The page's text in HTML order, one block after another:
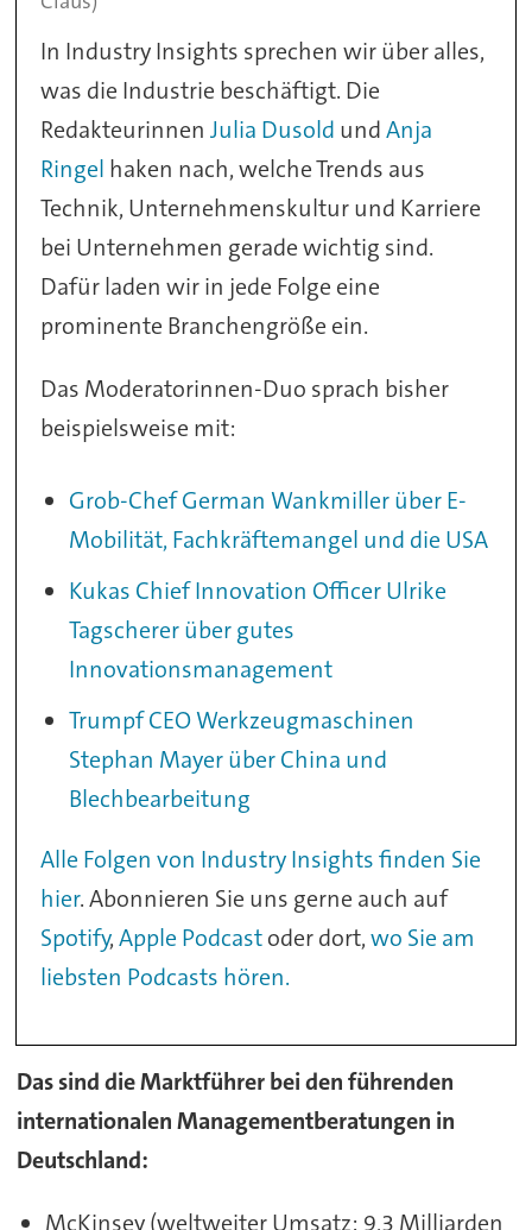
In Industry Insights sprechen wir über alles,
was die Industrie beschäftigt. Die
RedakteurinnenJulia Dusold undAnja
Ringel haken nach, welche Trends aus
Technik, Unternehmenskultur und Karriere
bei Unternehmen gerade wichtig sind.
Dafür laden wir in jede Folge eine
prominente Branchengröße ein.
Das Moderatorinnen-Duo sprach bisher
beispielsweise mit:
Grob-Chef German Wankmiller über E-
Mobilität, Fachkräftemangel und die USA
Kukas Chief Innovation Officer Ulrike
Tagscherer über gutes
Innovationsmanagement
Trumpf CEO Werkzeugmaschinen
Stephan Mayer über China und
Blechbearbeitung
Alle Folgen von Industry Insights finden Sie
hier. Abonnieren Sie uns gerne auch auf
Spotify,Apple Podcastoder dort,wo Sie am
liebsten Podcasts hören.
Das sind die Marktführer bei den führenden
internationalen Managementberatungen in
Deutschland:
McKinsey (weltweiter Umsatz: 9,3 Milliarden